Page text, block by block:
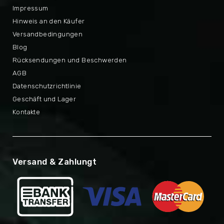
Rücksendungen und Beschwerden
Impressum
AGB
Hinweis an den Käufer
Datenschutzrichtlinie
Versandbedingungen
Geschäft und Lager
Blog
Kontakte
Versand & Zahlungt